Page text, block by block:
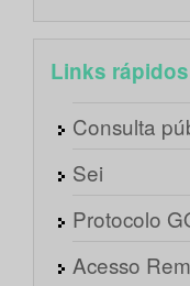
Links rápidos
Consulta
Sei
Protocolo
Acesso